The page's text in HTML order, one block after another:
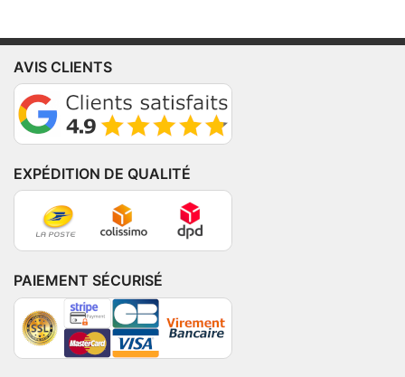
AVIS CLIENTS
EXPÉDITION DE QUALITÉ
PAIEMENT SÉCURISÉ